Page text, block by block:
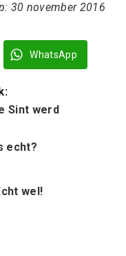
30 november 2016
WhatsApp
Sint werd
echt?
wel!